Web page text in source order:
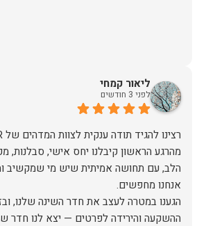
ליאור קמחי
לפני 3 חודשים
מהרגע הראשון קיבלנו יחס אישי, סבלנות,
הלב, עם תחושה אמיתית שיש מי שמקשיב
הגענו במטרה לעצב את חדר השינה שלנו,
ההשקעה והירידה לפרטים — יצא לנו חדר